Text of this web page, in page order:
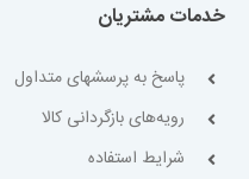
خدمات مشتریان
پاسخ به پرسشهای متداول
رویه‌های بازگردانی کالا
شرایط استفاده